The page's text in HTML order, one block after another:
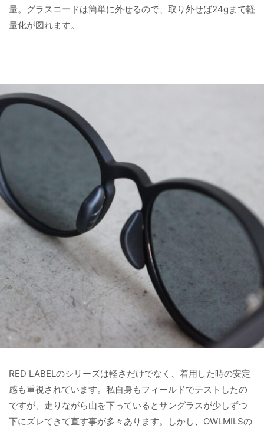
量。グラスコードは簡単に外せるので、取り外せば24gまで軽
量化が図れます。
RED LABELのシリーズは軽さだけでなく、着用した時の安定
感も重視されています。私自身もフィールドでテストしたの
ですが、走りながら山を下っているとサングラスが少しずつ
下にズレてきて直す事が多々あります。しかし、OWLMILSの